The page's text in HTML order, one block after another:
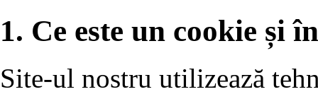
1. Ce este un cookie și
Site-ul nostru utilizează